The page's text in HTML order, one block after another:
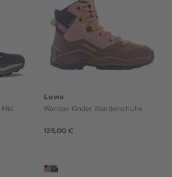
Lowa
Wandax Kinder Wanderschuhe
125,00 €